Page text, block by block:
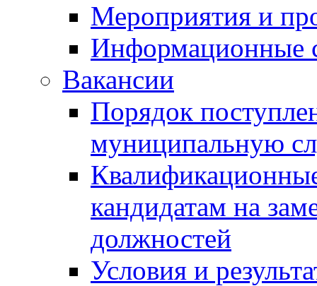
Мероприятия и
Информационные
Вакансии
Порядок
муниципальную
кандидатам на
должностей
Условия и